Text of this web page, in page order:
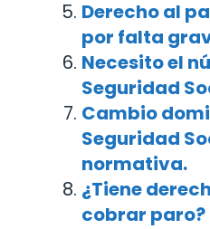
Derecho al
por falta
Necesito el
Seguridad
Cambio
Seguridad
normativa.
¿Tiene
cobrar paro?